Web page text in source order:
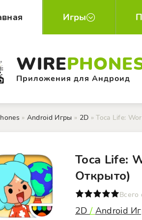
Игры
WIRE
Приложения для Андроид
» Android Игры » 2D » Toca Life:
Toca Life:
Открыто)
1 2 3 Всего
2D/ Android